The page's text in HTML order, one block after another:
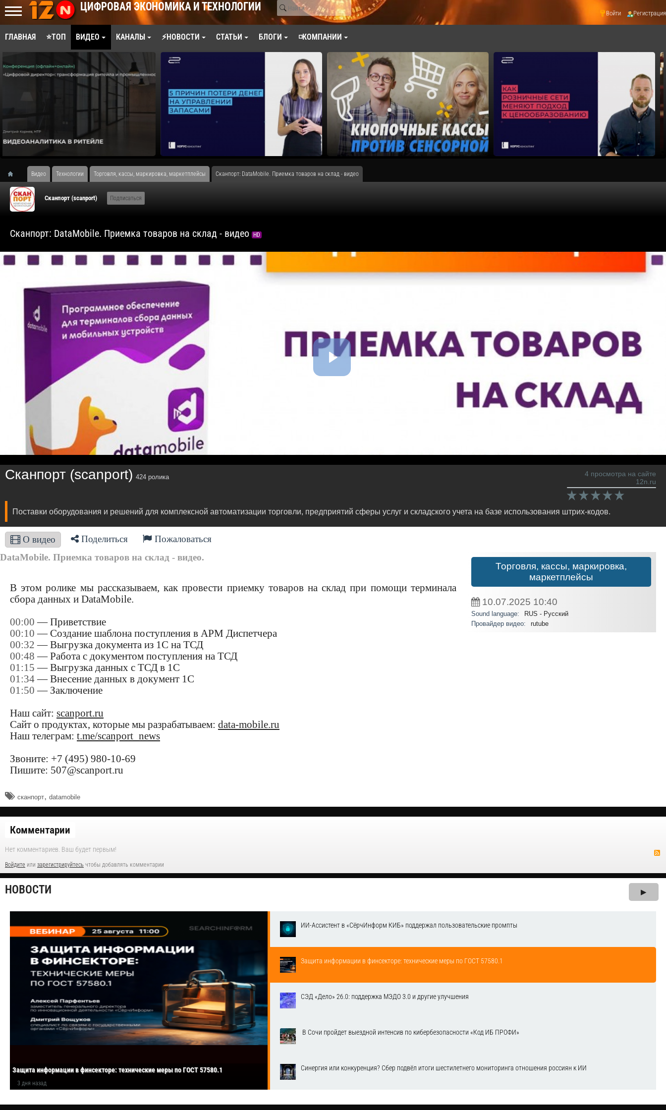
ЦИФРОВАЯ ЭКОНОМИКА И ТЕХНОЛОГИИ Войти Регистрация
ГЛАВНАЯ ⭐ТОП ВИДЕО КАНАЛЫ ⚡НОВОСТИ СТАТЬИ БЛОГИ ◽КОМПАНИИ
Видео Технологии Торговля, кассы, маркировка, маркетплейсы Сканпорт: DataMobile. Приемка товаров на склад - видео
Сканпорт (scanport) Подписаться
Сканпорт: DataMobile. Приемка товаров на склад - видео HD
Сканпорт (scanport) 424 ролика
4 просмотра на сайте
12n.ru
Поставки оборудования и решений для комплексной автоматизации торговли, предприятий сферы услуг и складского учета на базе использования штрих-кодов.
О видео Поделиться
Пожаловаться
DataMobile. Приемка товаров на склад - видео.
В этом ролике мы рассказываем, как провести приемку товаров на склад при помощи терминала
сбора данных и DataMobile.
00:00 — Приветствие
00:10 — Создание шаблона поступления в АРМ Диспетчера
00:32 — Выгрузка документа из 1С на ТСД
00:48 — Работа с документом поступления на ТСД
01:15 — Выгрузка данных с ТСД в 1С
01:34— Внесение данных в документ 1С
01:50 — Заключение
Наш сайт: scanport.ru
Сайт о продуктах, которые мы разрабатываем: data-mobile.ru
Наш телеграм: t.me/scanport_news
Звоните: +7 (495) 980-10-69
Пишите: 507@scanport.ru
сканпорт, datamobile
Торговля, кассы, маркировка,
маркетплейсы
10.07.2025 10:40
Sound language:
RUS - Русский
Провайдер видео:
rutube
Комментарии
Нет комментариев. Ваш будет первым!
Войдите или зарегистрируйтесь чтобы добавлять комментарии
НОВОСТИ ▶
Защита информации в финсекторе: технические меры по ГОСТ 57580.1
3 дня назад
ИИ-Ассистент в «СёрчИнформ КИБ» поддержал пользовательские промпты
Защита информации в финсекторе: технические меры по ГОСТ 57580.1
СЭД «Дело» 26.0: поддержка МЭДО 3.0 и другие улучшения
​ В Сочи пройдет выездной интенсив по кибербезопасности «Код ИБ ПРОФИ»
Синергия или конкуренция? Сбер подвёл итоги шестилетнего мониторинга отношения россиян к ИИ